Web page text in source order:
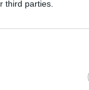
third parties.
vannak